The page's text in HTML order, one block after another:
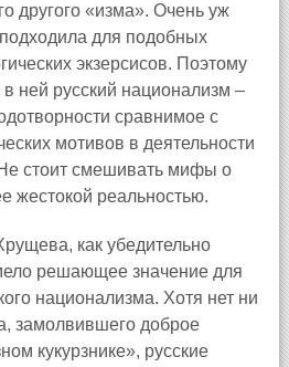
другого «изма». Очень уж
для подобных
экзерсисов. Поэтому
ней русский национализм –
сравнимое с
мотивов в деятельности
стоит смешивать мифы о
жестокой реальностью.
как убедительно
решающее значение для
национализма. Хотя нет ни
замолвившего доброе
кукурзнике», русские